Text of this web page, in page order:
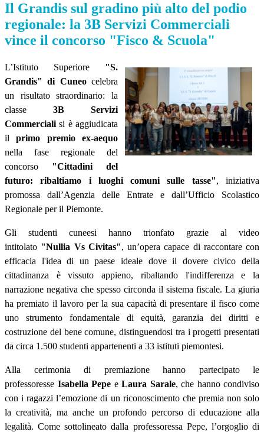
Il Grandis sul gradino più alto del podio
regionale: la 3B Servizi Commerciali
vince il concorso "Fisco & Scuola"
L’Istituto Superiore "S.
Grandis" di Cuneocelebra
un risultato straordinario: la
classe 3B Servizi
Commerciali si è aggiudicata
ilprimo premio ex-aequo
nella fase regionale del
concorso "Cittadini del
futuro: ribaltiamo i luoghi comuni sulle tasse", iniziativa
promossa dall’Agenzia delle Entrate e dall’Ufficio Scolastico
Regionale per il Piemonte.
Gli studenti cuneesi hanno trionfato grazie al video
intitolato "Nullia Vs Civitas", un’opera capace di raccontare con
efficacia l'idea di un paese ideale dove il dovere civico della
cittadinanza è vissuto appieno, ribaltando l'indifferenza e la
narrazione negativa che spesso circonda il sistema fiscale. La giuria
ha premiato il lavoro per la sua capacità di presentare il fisco come
uno strumento fondamentale di equità, garanzia dei diritti e
costruzione del bene comune, distinguendosi tra i progetti presentati
da circa 1.500 studenti appartenenti a 33 istituti piemontesi.
Alla cerimonia di premiazione hanno partecipato le
professoresse Isabella Pepe e Laura Sarale, che hanno condiviso
con i ragazzi l’emozione di un riconoscimento che premia non solo
la creatività, ma anche un profondo percorso di educazione alla
legalità. Come sottolineato dalla professoressa Pepe, l’orgoglio di